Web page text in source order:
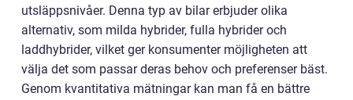
utsläppsnivåer. Denna typ av bilar erbjuder olika
alternativ, som milda hybrider, fulla hybrider och
laddhybrider, vilket ger konsumenter möjligheten att
välja det som passar deras behov och preferenser bäst.
Genom kvantitativa mätningar kan man få en bättre